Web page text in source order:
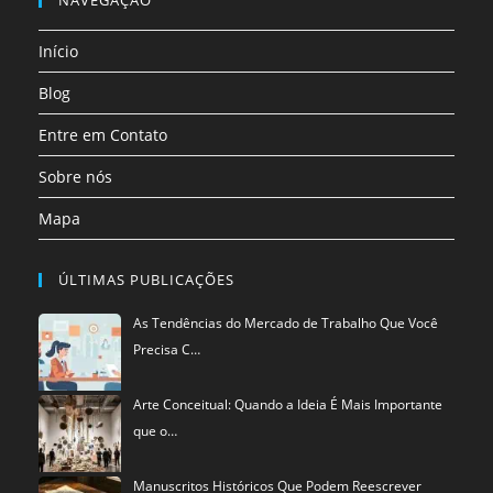
aba
aba
nova
aba
Início
Blog
Entre em Contato
Sobre nós
Mapa
ÚLTIMAS PUBLICAÇÕES
As Tendências do Mercado de Trabalho Que Você
Precisa C…
Arte Conceitual: Quando a Ideia É Mais Importante
que o…
Manuscritos Históricos Que Podem Reescrever